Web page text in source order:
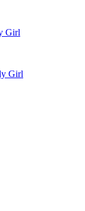
Girl
Girl